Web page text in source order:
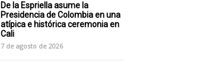
De la Espriella asume la
Presidencia de Colombia en una
atípica e histórica ceremonia en
Cali
7 de agosto de 2026